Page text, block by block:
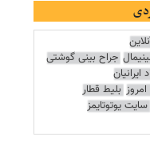
جراح بینی گوشتی
بلیط قطار
سایت یوتوتایمز